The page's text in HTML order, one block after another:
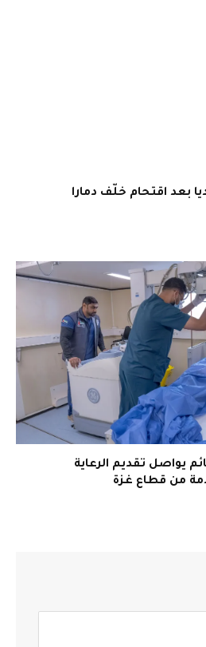
بعد اقتحام خلّف دمارا
يواصل تقديم الرعاية
من قطاع غزة